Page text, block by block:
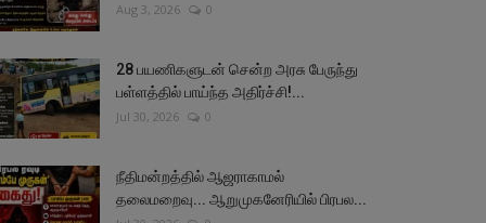
Aug 3, 2026 0
28 பயணிகளுடன் சென்ற அரசு பேருந்து
பள்ளத்தில் பாய்ந்த அதிர்ச்சி!...
Jul 30, 2026 0
நீதிமன்றத்தில் ஆஜராகாமல்
தலைமறைவு... ஆறுமுகனேரியில் பிரபல...